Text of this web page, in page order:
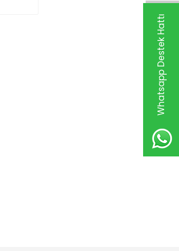
Whatsapp Destek Hattı